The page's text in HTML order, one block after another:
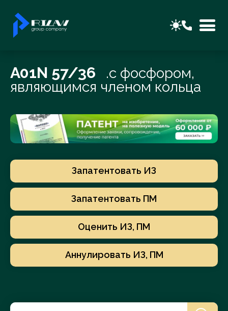
A01N 57/36
.с фосфором,
являющимся членом кольца
Запатентовать ИЗ
Запатентовать ПМ
Оценить ИЗ, ПМ
Аннулировать ИЗ, ПМ